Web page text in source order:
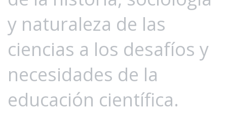
y naturaleza de las
ciencias a los desafíos y
necesidades de la
educación científica.